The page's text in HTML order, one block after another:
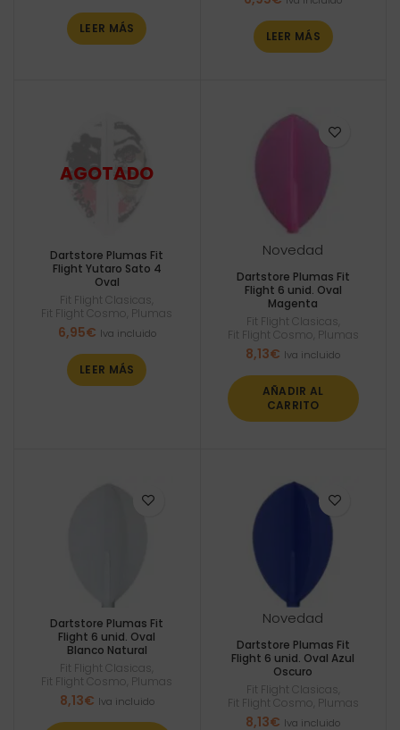
LEER MÁS
LEER MÁS
Dartstore Plumas Fit
Flight Yutaro Sato 4
Oval
Fit Flight Clasicas
Fit Flight Cosmo Plumas
6,95€ Iva incluido
LEER MÁS
Novedad
Dartstore Plumas Fit
Flight 6 unid. Oval
Magenta
Fit Flight Clasicas
Fit Flight Cosmo Plumas
8,13€ Iva incluido
AÑADIR AL
CARRITO
Dartstore Plumas Fit
Flight 6 unid. Oval
Blanco Natural
Fit Flight Clasicas
Fit Flight Cosmo Plumas
8,13€ Iva incluido
Novedad
Dartstore Plumas Fit
Flight 6 unid. Oval Azul
Oscuro
Fit Flight Clasicas
Fit Flight Cosmo Plumas
8,13€ Iva incluido